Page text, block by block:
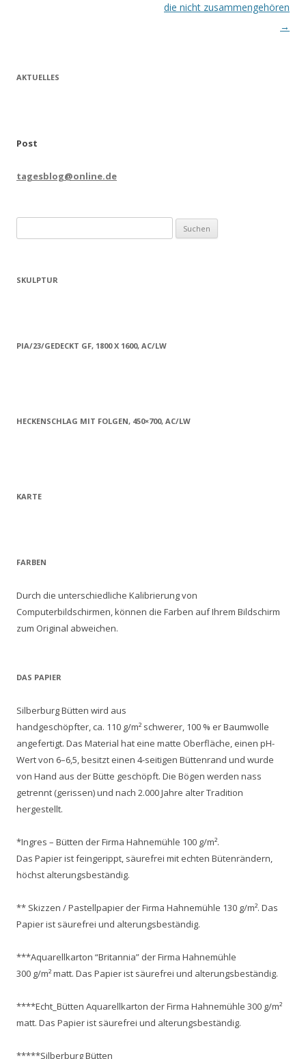
die nicht zusammengehören
→
AKTUELLES
Post
tagesblog@online.de
nach:
SKULPTUR
PIA/23/GEDECKT GF, 1800 X 1600, AC/LW
HECKENSCHLAG MIT FOLGEN, 450×700, AC/LW
KARTE
FARBEN
Durch die unterschiedliche Kalibrierung von
Computerbildschirmen, können die Farben auf Ihrem Bildschirm
zum Original abweichen.
DAS PAPIER
Silberburg Bütten wird aus
handgeschöpfter, ca. 110 g/m² schwerer, 100 % er Baumwolle
angefertigt. Das Material hat eine matte Oberfläche, einen pH-
Wert von 6–6,5, besitzt einen 4-seitigen Büttenrand und wurde
von Hand aus der Bütte geschöpft. Die Bögen werden nass
getrennt (gerissen) und nach 2.000 Jahre alter Tradition
hergestellt.
*Ingres – Bütten der Firma Hahnemühle 100 g/m².
Das Papier ist feingerippt, säurefrei mit echten Bütenrändern,
höchst alterungsbeständig.
** Skizzen / Pastellpapier der Firma Hahnemühle 130 g/m². Das
Papier ist säurefrei und alterungsbeständig.
***Aquarellkarton “Britannia” der Firma Hahnemühle
300 g/m² matt. Das Papier ist säurefrei und alterungsbeständig.
****Echt_Bütten Aquarellkarton der Firma Hahnemühle 300 g/m²
matt. Das Papier ist säurefrei und alterungsbeständig.
*****Silberburg Bütten